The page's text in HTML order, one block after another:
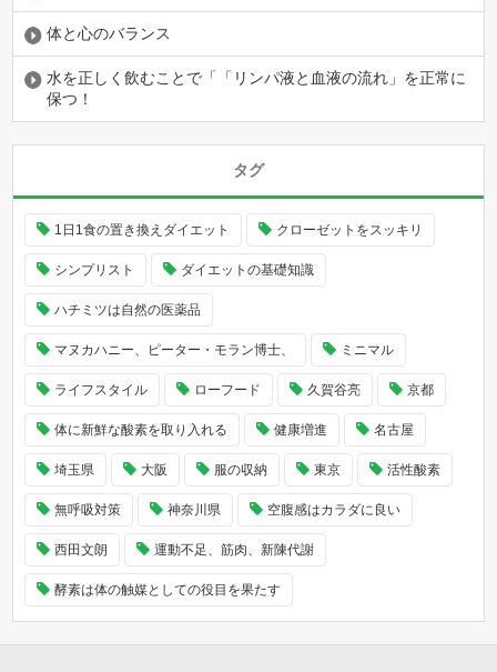
体と心のバランス
水を正しく飲むことで「「リンパ液と血液の流れ」を正常に
保つ！
タグ
1日1食の置き換えダイエット クローゼットをスッキリ
シンプリスト ダイエットの基礎知識
ハチミツは自然の医薬品
マヌカハニー、ピーター・モラン博士、 ミニマル
ライフスタイル ローフード 久賀谷亮 京都
体に新鮮な酸素を取り入れる 健康増進 名古屋
埼玉県 大阪 服の収納 東京 活性酸素
無呼吸対策 神奈川県 空腹感はカラダに良い
西田文朗 運動不足、筋肉、新陳代謝
酵素は体の触媒としての役目を果たす